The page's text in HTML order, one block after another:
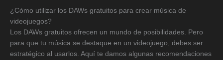
¿Cómo utilizar los DAWs gratuitos para crear música de
videojuegos?
Los DAWs gratuitos ofrecen un mundo de posibilidades. Pero
para que tu música se destaque en un videojuego, debes ser
estratégico al usarlos. Aquí te damos algunas recomendaciones